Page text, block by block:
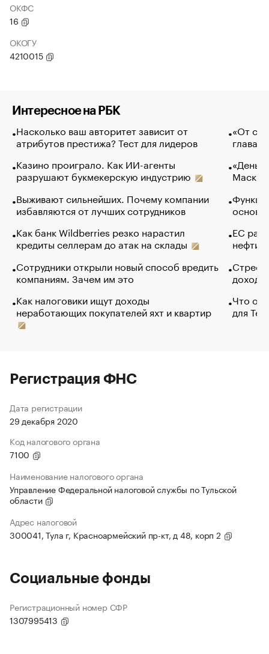
ОКФС
16
ОКОГУ
4210015
Интересное на РБК
Насколько ваш авторитет зависит от
атрибутов престижа? Тест для лидеров
Казино проиграло. Как ИИ-агенты
разрушают букмекерскую индустрию
Выживают сильнейших. Почему компании
избавляются от лучших сотрудников
Как банк Wildberries резко нарастил
кредиты селлерам до атак на склады
Сотрудники открыли новый способ вредить
компаниям. Зачем им это
Как налоговики ищут доходы
неработающих покупателей яхт и квартир
«От
глава
Маск в
основ
ЕС
нефти
Что
для
Регистрация ФНС
Дата регистрации
29 декабря 2020
Код налогового органа
7100
Наименование налогового органа
Управление Федеральной налоговой службы по Тульской
области
Адрес налоговой
300041, Тула г, Красноармейский пр-кт, д 48, корп 2
Социальные фонды
Регистрационный номер СФР
1307995413